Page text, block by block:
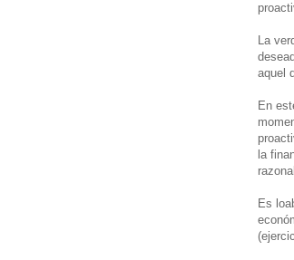
La
aquel
En
la
Es